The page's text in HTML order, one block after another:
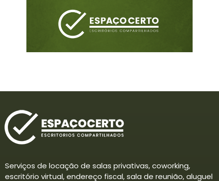
Serviços de locação de salas privativas, coworking,
escritório virtual, endereço fiscal, sala de reunião, aluguel